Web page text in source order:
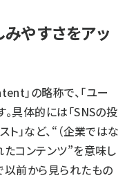
みやすさをアッ
」の略称で、「ユー
具体的には「SNSの投
ト」など、“（企業ではな
たコンテンツ”を意味し
以前から見られたもの